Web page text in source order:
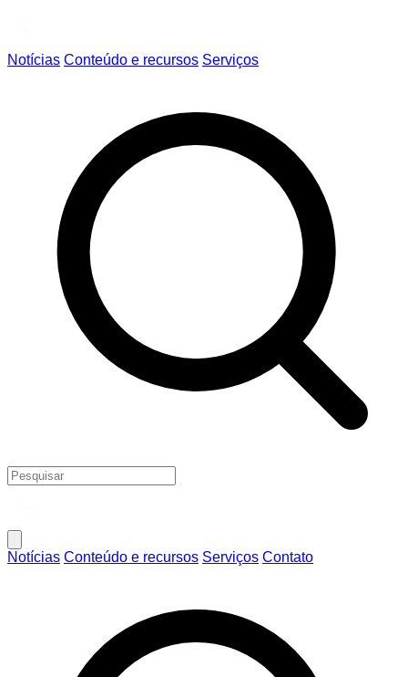
Notícias Conteúdo e recursos Serviços
Notícias Conteúdo e recursos Serviços Contato